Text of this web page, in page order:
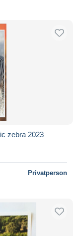
zebra 2023
Privatperson